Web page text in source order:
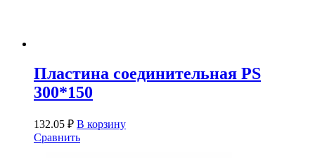
Пластина соединительная PS
300*150
132.05 ₽ В корзину
Сравнить